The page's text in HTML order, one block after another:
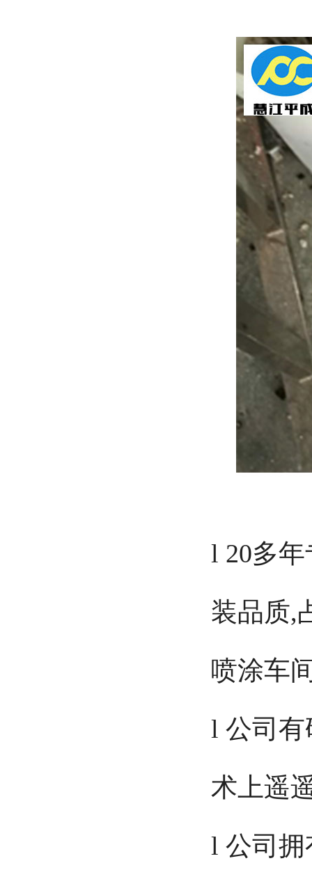
l 20多
装品质,
喷涂车
l 公司有
术上遥
l 公司拥